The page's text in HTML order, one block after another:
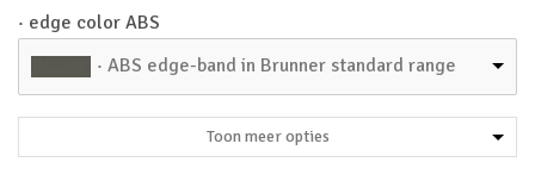
· edge color ABS
· ABS edge-band in Brunner standard range
Toon meer opties